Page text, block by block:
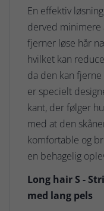
En effektiv
derved
fjerner løse hår
hvilket kan
da den kan
er specielt
kant, der følger
med at den
komfortable og
en behagelig
Long hair S -
med lang pels